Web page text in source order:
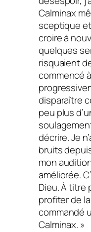
Calminax
sceptique
croire à
quelques
risquaient
commencé
disparaître
peu plus
décrire. Je
bruits
mon
améliorée.
Dieu. À titre
profiter de
commandé
Calminax. »